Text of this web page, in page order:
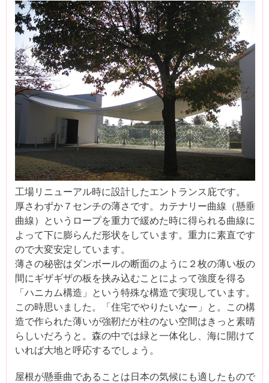
工場リニューアル時に設計したエントランス庇です。
厚さわずか７センチの薄さです。カテナリー曲線（懸垂
曲線）というロープを重力で緩めた時に得られる曲線に
よって下に膨らんだ形状をしています。重力に素直です
ので大変安定しています。
薄さの秘密はダンボールの断面のように２枚の薄い板の
間にギザギザの板を挟み込むことによって強度を得る
「ハニカム構造」という特殊な構造で実現しています。
この時思いました。「住宅でやりたいなー」と。この構
造で作られた薄いが強靭だが柱のない空間はきっと素晴
らしいだろうと。森の中では緑と一体化し、海に開けて
いれば大地と呼応するでしょう。
屋根が懸垂曲であることは日本の気候にも適したもので